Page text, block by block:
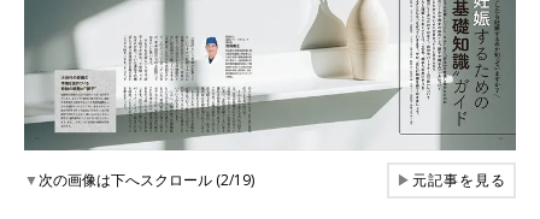
▼次の画像は下へスクロール (2/19) ▶元記事を見る